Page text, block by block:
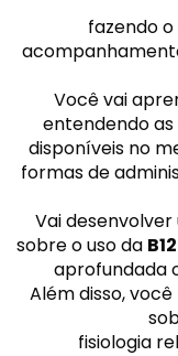
fazendo
Você vai
entendendo as
disponíveis no
formas de
Vai
sobre o uso da B12
aprofundada
Além disso,
fisiologia